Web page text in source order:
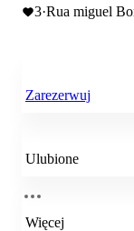
3·Rua miguel
Zarezerwuj
Ulubione
Więcej